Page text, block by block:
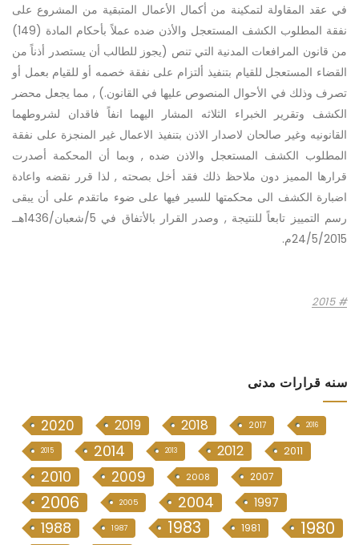
في عقد المقاولة لتمكينة من أكمال الأعمال المتبقية من المشروع على
نفقة المطلوب الكشف المستعجل والأذن ضده عملاً بأحكام المادة (149)
من قانون المرافعات المدنية التي تنص (يجوز للطالب أن يستصدر أذناً من
القضاء المستعجل للقيام بتنفيذ ألتزام على نفقة خصمه أو للقيام بعمل أو
تصرف وذلك في الأحوال المنصوص عليها في القانون.) , مما يجعل محضر
الكشف وتقرير الخبراء الثلاثه المشار اليهما انفاً فاقدان لشروطهما
القانونيه وغير صالحان لاصدار الاذن بتنفيذ الاعمال غير المنجزة على نفقة
المطلوب الكشف المستعجل والاذن ضده , وبما أن المحكمة أصدرت
قرارها المميز دون ملاحظ ذلك فقد أخل بصحته , لذا قرر نقضه واعادة
اضبارة الكشف الى محكمتها للسير فيها على ضوء ماتقدم على أن يبقى
رسم التمييز تابعاً للنتيجة , وصدر القرار بالأتفاق في 5/شعبان/1436هــ
24/5/2015م.
2015
سنە قرارات مدنی
2020 2019 2018 2017 2016
2015 2014 2013 2012 2011
2010 2009 2008 2007
2006 2005 2004 1997
1988 1987 1983 1981 1980